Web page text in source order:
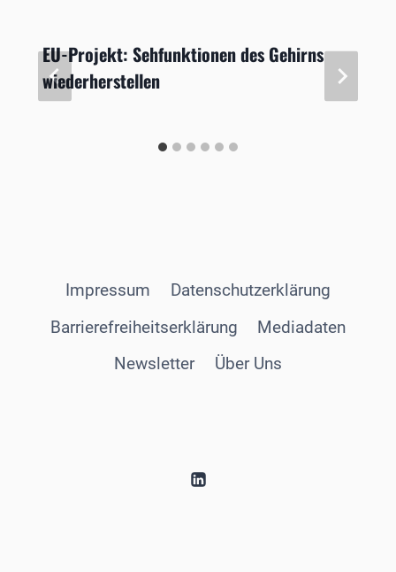
EU-Projekt: Sehfunktionen des Gehirns
wiederherstellen
Impressum
Datenschutzerklärung
Barrierefreiheitserklärung
Mediadaten
Newsletter
Über Uns